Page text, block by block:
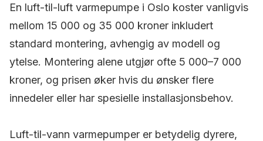
En luft-til-luft varmepumpe i Oslo koster vanligvis
mellom 15 000 og 35 000 kroner inkludert
standard montering, avhengig av modell og
ytelse. Montering alene utgjør ofte 5 000–7 000
kroner, og prisen øker hvis du ønsker flere
innedeler eller har spesielle installasjonsbehov.
Luft-til-vann varmepumper er betydelig dyrere,